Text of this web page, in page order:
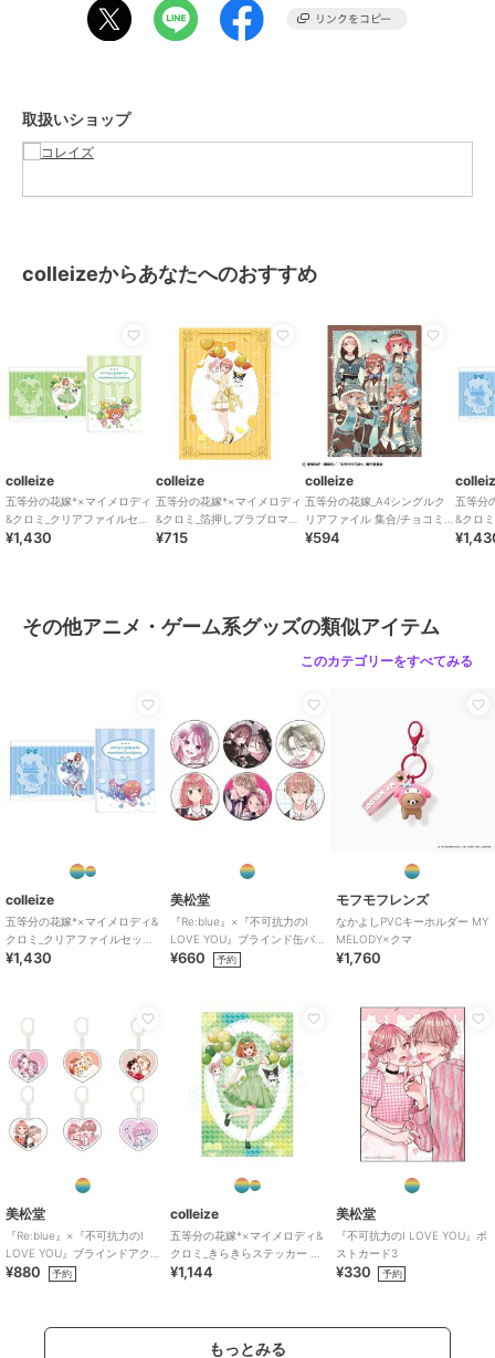
取扱いショップ
colleizeからあなたへのおすすめ
colleize
五等分の花嫁*×マイメロディ
&クロミ_クリアファイルセッ
ト バルーン&リボンVer. 四葉
¥1,430
colleize
五等分の花嫁*×マイメロディ
&クロミ_箔押しプラブロマイ
ド バルーン&リボンVer. 一花
¥715
colleize
五等分の花嫁_A4シングルク
リアファイル 集合/チョコミ
ントGAL
¥594
五等分
&クロ
ト バル
その他アニメ・ゲーム系グッズの類似アイテム
このカテゴリーをすべてみる
colleize
五等分の花嫁*×マイメロディ&
クロミ_クリアファイルセット
バルーン&リボンVer. 三玖
¥1,430
美松堂
『Re:blue』×『不可抗力のI
LOVE YOU』ブラインド缶バ
ッジ（全6種）
¥660 予約
モフモフレンズ
なかよしPVCキーホルダー MY
MELODY×クマ
¥1,760
美松堂
『Re:blue』×『不可抗力のI
LOVE YOU』ブラインドアク
リルキーホルダー（全6種）
¥880 予約
colleize
五等分の花嫁*×マイメロディ&
クロミ_きらきらステッカー バ
ルーン&リボンVer. 四葉
¥1,144
美松堂
『不可抗力のI LOVE YOU』ポ
ストカード3
¥330 予約
もっとみる